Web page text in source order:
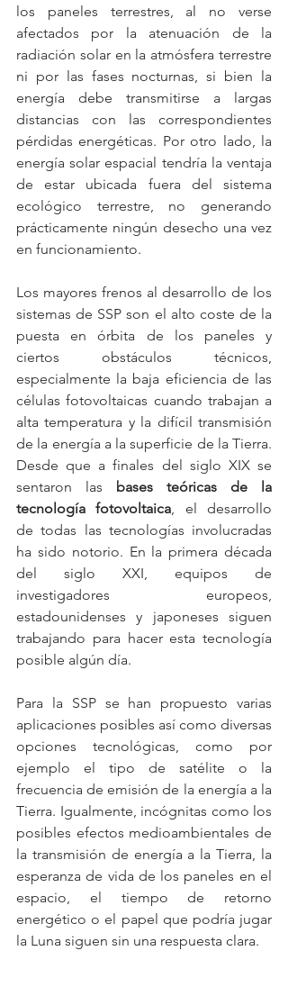
los paneles terrestres, al no verse
afectados por la atenuación de la
radiación solar en la atmósfera terrestre
ni por las fases nocturnas, si bien la
energía debe transmitirse a largas
distancias con las correspondientes
pérdidas energéticas. Por otro lado, la
energía solar espacial tendría la ventaja
de estar ubicada fuera del sistema
ecológico terrestre, no generando
prácticamente ningún desecho una vez
en funcionamiento.
Los mayores frenos al desarrollo de los
sistemas de SSP son el alto coste de la
puesta en órbita de los paneles y
ciertos obstáculos técnicos,
especialmente la baja eficiencia de las
células fotovoltaicas cuando trabajan a
alta temperatura y la difícil transmisión
de la energía a la superficie de la Tierra.
Desde que a finales del siglo XIX se
sentaron las
bases teóricas de la
tecnología fotovoltaica, el desarrollo
de todas las tecnologías involucradas
ha sido notorio. En la primera década
del siglo XXI, equipos de
investigadores europeos,
estadounidenses y japoneses siguen
trabajando para hacer esta tecnología
posible algún día.
Para la SSP se han propuesto varias
aplicaciones posibles así como diversas
opciones tecnológicas, como por
ejemplo el tipo de satélite o la
frecuencia de emisión de la energía a la
Tierra. Igualmente, incógnitas como los
posibles efectos medioambientales de
la transmisión de energía a la Tierra, la
esperanza de vida de los paneles en el
espacio, el tiempo de retorno
energético o el papel que podría jugar
la Luna siguen sin una respuesta clara.